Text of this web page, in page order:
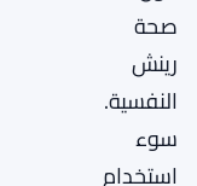
صحة
رينش
النفسية.
سوء
استخدام